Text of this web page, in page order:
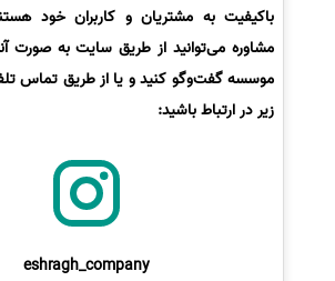
باکیفیت به مشتریان و کاربران خود
مشاوره می‌توانید از طریق سایت به صورت
موسسه گفت‌وگو کنید و یا از طریق تماس
زیر در ارتباط باشید:
eshragh_company